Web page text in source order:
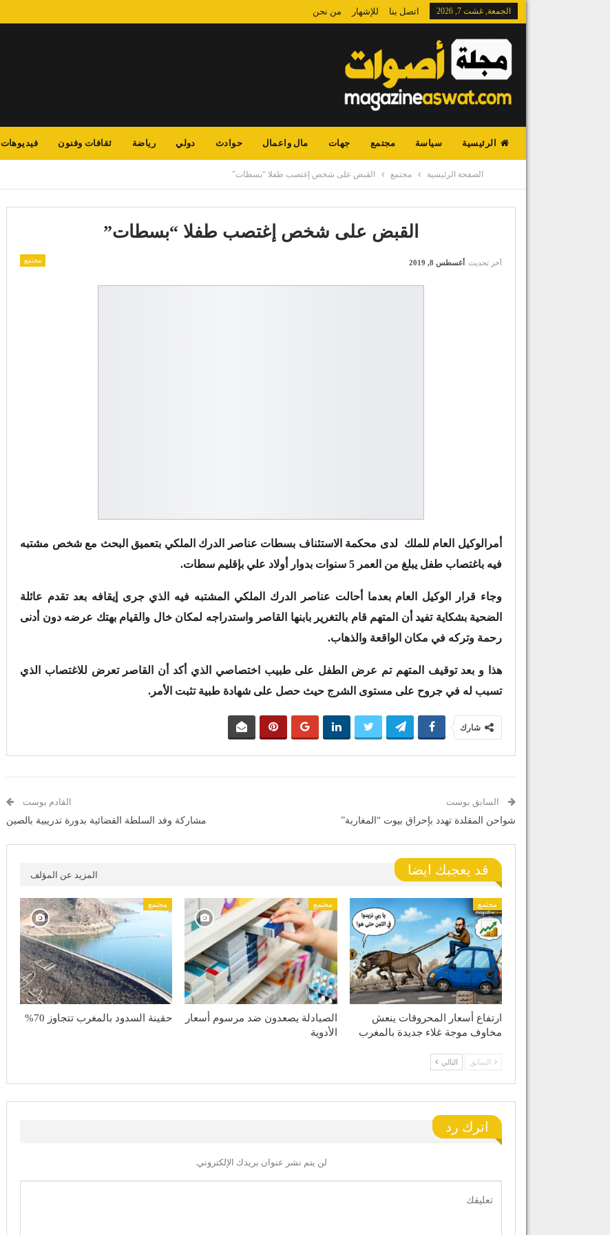
الجمعة, غشت 7, 2026 اتصل بنا للإشهار من نحن
الرئيسية سياسة مجتمع جهات مال واعمال حوادث دولي رياضة ثقافات وفنون فيديوهات
الصفحة الرئيسية مجتمع القبض على شخص إغتصب طفلا “بسطات”
القبض على شخص إغتصب طفلا “بسطات”
مجتمع آخر تحديث أغسطس 8, 2019
أمرالوكيل العام للملك لدى محكمة الاستئناف بسطات عناصر الدرك الملكي بتعميق البحث مع شخص مشتبه
فيه باغتصاب طفل يبلغ من العمر 5 سنوات بدوار أولاد علي بإقليم سطات.
وجاء قرار الوكيل العام بعدما أحالت عناصر الدرك الملكي المشتبه فيه الذي جرى إيقافه بعد تقدم عائلة
الضحية بشكاية تفيد أن المتهم قام بالتغرير بابنها القاصر واستدراجه لمكان خال والقيام بهتك عرضه دون أدنى
رحمة وتركه في مكان الواقعة والذهاب.
هذا و بعد توقيف المتهم تم عرض الطفل على طبيب اختصاصي الذي أكد أن القاصر تعرض للاغتصاب الذي
تسبب له في جروح على مستوى الشرج حيث حصل على شهادة طبية تثبت الأمر.
شارك
السابق بوست
شواحن المقلدة تهدد بإحراق بيوت “المغاربة”
القادم بوست
مشاركة وفد السلطة القضائية بدورة تدريبية بالصين
قد يعجبك ايضا المزيد عن المؤلف
مجتمع
ارتفاع أسعار المحروقات ينعش
مخاوف موجة غلاء جديدة بالمغرب
مجتمع
الصيادلة يصعدون ضد مرسوم أسعار
الأدوية
مجتمع
حقينة السدود بالمغرب تتجاوز 70%
السابق التالي
اترك رد
لن يتم نشر عنوان بريدك الإلكتروني.